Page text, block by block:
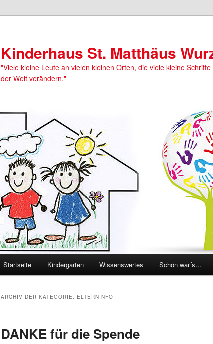
Kinderhaus St. Matthäus
"Viele kleine Leute an vielen kleinen Orten, die viele kleine
der Welt verändern."
Zum primären Inhalt springen
Zum sekundären Inhalt springen
Startseite Kindergarten Wissenswertes Schön war´s…
ARCHIV DER KATEGORIE: ELTERNINFO
DANKE für die Spende